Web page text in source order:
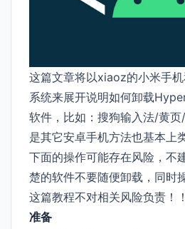
这篇文章将以xiaoz的小米手
系统来展开说明如何卸载
软件，比如：搜狗输入法/黄
是其它安卓手机方法也基本上
下面的操作可能存在风险，不
楚的软件不要随便卸载，同时
这篇教程不对相关风险负责！
准备